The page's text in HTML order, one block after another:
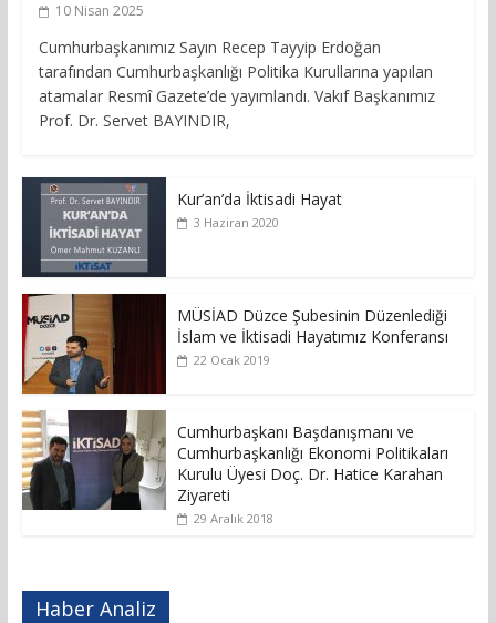
10 Nisan 2025
Cumhurbaşkanımız Sayın Recep Tayyip Erdoğan
tarafından Cumhurbaşkanlığı Politika Kurullarına yapılan
atamalar Resmî Gazete’de yayımlandı. Vakıf Başkanımız
Prof. Dr. Servet BAYINDIR,
Kur’an’da İktisadi Hayat
3 Haziran 2020
MÜSİAD Düzce Şubesinin Düzenlediği
İslam ve İktisadi Hayatımız Konferansı
22 Ocak 2019
Cumhurbaşkanı Başdanışmanı ve
Cumhurbaşkanlığı Ekonomi Politikaları
Kurulu Üyesi Doç. Dr. Hatice Karahan
Ziyareti
29 Aralık 2018
Haber Analiz